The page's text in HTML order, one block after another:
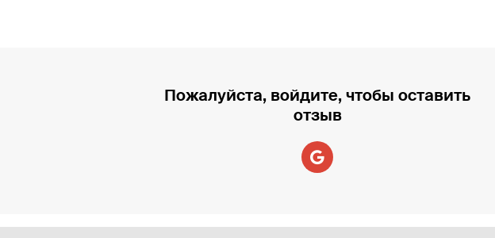
Пожалуйста, войдите, чтобы оставить
отзыв